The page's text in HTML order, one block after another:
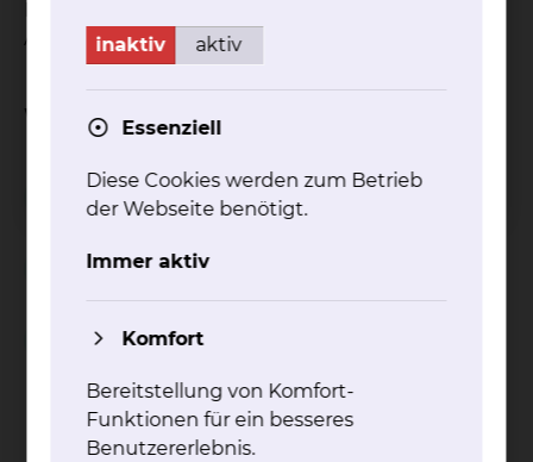
Aufenthalt bei uns zu erleichtern.
Weitere Informationen
Besuchsservice
Unterstützung während des stationären
Spielnachmittag in der Geriatrie
Kontakt Impressum AVB
Datenschutz
Bildnachweise
inaktiv aktiv
Essenziell
Diese Cookies werden zum Betrieb
der Webseite benötigt.
Immer aktiv
Komfort
Bereitstellung von Komfort-
Funktionen für ein besseres
Benutzererlebnis.